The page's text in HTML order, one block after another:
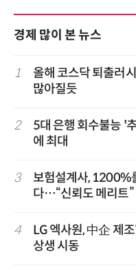
경제 많이 본 뉴스
1
올해 코스닥 퇴출러
많아질듯
2
5대 은행 회수불능 '
에 최대
3
보험설계사, 1200%
다…“신뢰도 메리트”
4
LG 엑사원, 中企 제
상생 시동